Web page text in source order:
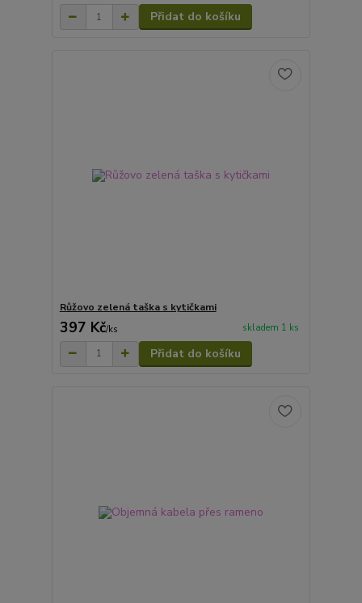
Přidat do košíku
Růžovo zelená taška s kytičkami
397 Kč/ks skladem 1 ks
Přidat do košíku